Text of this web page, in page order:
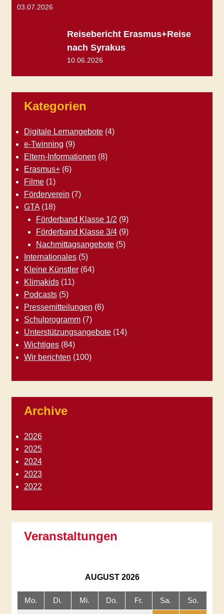
03.07.2026
Reisebericht Erasmus+Reise
nach Syrakus
10.06.2026
Kategorien
Digitale Lernangebote(4)
e-Twinning (9)
Eltern-Informationen (8)
Erasmus+(6)
Filme(1)
Förderverein (7)
GTA(18)
Förderband Klasse 1/2 (9)
Förderband Klasse 3/4(9)
Nachmittagsangebote(5)
Internationales(5)
Kleine Künstler(64)
Klimakids(11)
Podcasts(5)
Pressemitteilungen (6)
Schulprogramm(7)
Unterstützungsangebote(14)
Wichtiges(84)
Wir berichten (100)
Archive
2026
2025
2024
2023
2022
Veranstaltungen
AUGUST 2026
Mo. Di. Mi. Do. Fr. Sa. So.